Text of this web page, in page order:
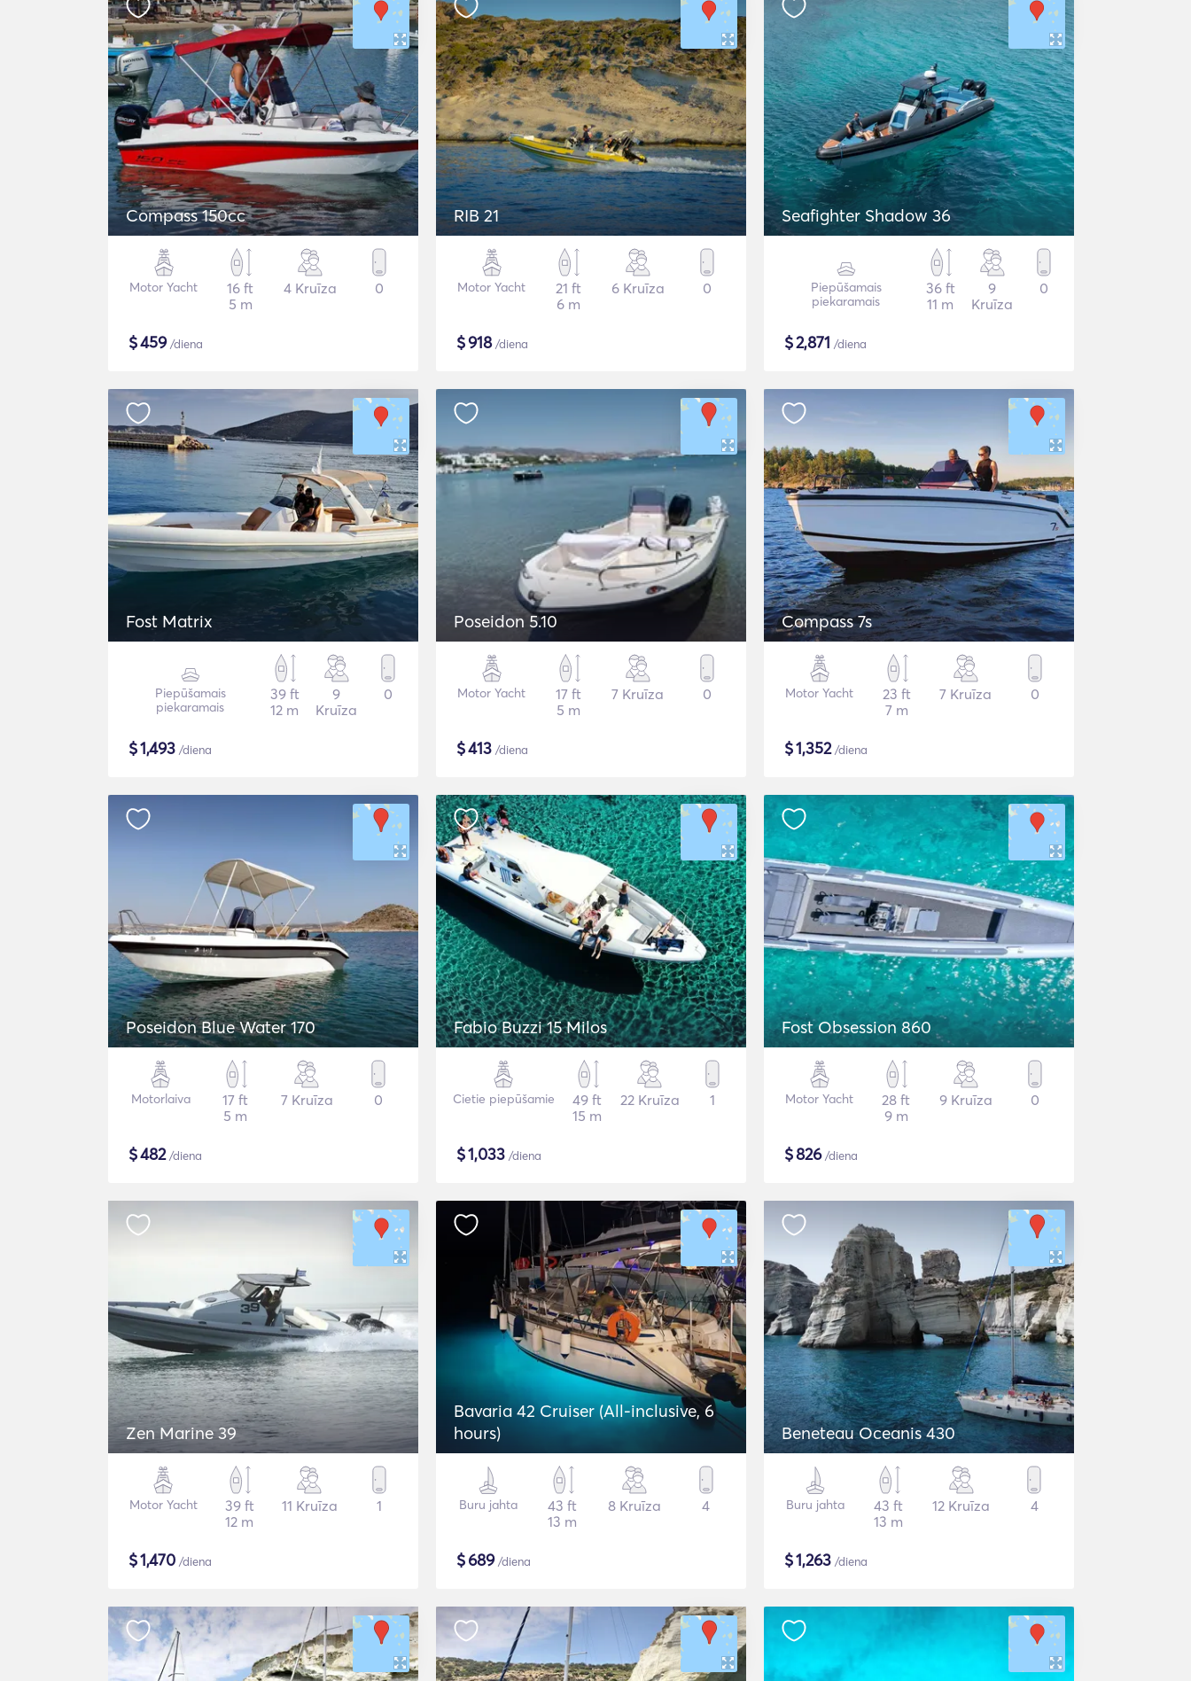
Compass 150cc
Motor Yacht
16 ft
5 m
4 Kruīza 0
$459/diena
RIB 21
Motor Yacht
21 ft
6 m
6 Kruīza 0
$918/diena
Seafighter Shadow 36
Piepūšamais
piekaramais
36 ft
11 m
9
Kruīza
0
$2,871 /diena
Fost Matrix
Piepūšamais
piekaramais
39 ft
12 m
9
Kruīza
0
$1,493 /diena
Poseidon 5.10
Motor Yacht
17 ft
5 m
7 Kruīza 0
$413 /diena
Compass 7s
Motor Yacht
23 ft
7 m
7 Kruīza 0
$1,352/diena
Poseidon Blue Water 170
Motorlaiva
17 ft
5 m
7 Kruīza 0
$482/diena
Fabio Buzzi 15 Milos
Cietie piepūšamie
49 ft
15 m
22 Kruīza 1
$1,033 /diena
Fost Obsession 860
Motor Yacht
28 ft
9 m
9 Kruīza 0
$826/diena
Zen Marine 39
Motor Yacht
39 ft
12 m
11 Kruīza 1
$1,470 /diena
Bavaria 42 Cruiser (All-inclusive, 6
hours)
Buru jahta
43 ft
13 m
8 Kruīza 4
$689/diena
Beneteau Oceanis 430
Buru jahta
43 ft
13 m
12 Kruīza 4
$1,263 /diena